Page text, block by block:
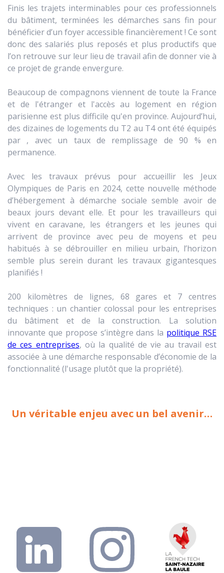
Finis les trajets interminables pour ces professionnels
du bâtiment, terminées les démarches sans fin pour
bénéficier d’un foyer accessible financièrement ! Ce sont
donc des salariés plus reposés et plus productifs que
l’on retrouve sur leur lieu de travail afin de donner vie à
ce projet de grande envergure.
Beaucoup de compagnons viennent de toute la France
et de l'étranger et l'accès au logement en région
parisienne est plus difficile qu'en province. Aujourd’hui,
des dizaines de logements du T2 au T4 ont été équipés
par , avec un taux de remplissage de 90 % en
permanence.
Avec les travaux prévus pour accueillir les Jeux
Olympiques de Paris en 2024, cette nouvelle méthode
d’hébergement à démarche sociale semble avoir de
beaux jours devant elle. Et pour les travailleurs qui
vivent en caravane, les étrangers et les jeunes qui
arrivent de province avec peu de moyens et peu
habitués à se débrouiller en milieu urbain, l’horizon
semble plus serein durant les travaux gigantesques
planifiés !
200 kilomètres de lignes, 68 gares et 7 centres
techniques : un chantier colossal pour les entreprises
du bâtiment et de la construction. La solution
innovante que propose s’intègre dans la politique RSE
de ces entreprises, où la qualité de vie au travail est
associée à une démarche responsable d’économie de la
fonctionnalité (l'usage plutôt que la propriété).
Un véritable enjeu avec un bel avenir…